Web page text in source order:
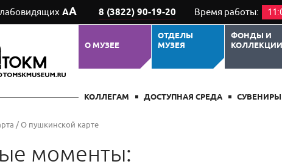
АА 8 (3822) 90-19-20 Время работы:
О МУЗЕЕ
ОТДЕЛЫ
МУЗЕЯ
ФОНДЫ И
КОЛЛЕКЦИИ
КОЛЛЕГАМ ДОСТУПНАЯ СРЕДА СУВЕНИРЫ
/О пушкинской карте
моменты: